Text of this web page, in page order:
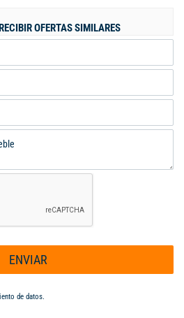
OFERTAS SIMILARES
ENVIAR
de datos.